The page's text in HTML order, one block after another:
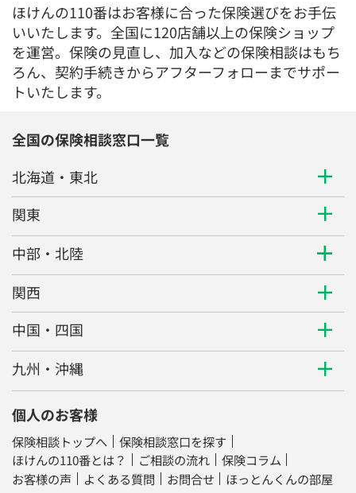
ほけんの110番はお客様に合った保険選びをお手伝
いいたします。全国に120店舗以上の保険ショップ
を運営。保険の見直し、加入などの保険相談はもち
ろん、契約手続きからアフターフォローまでサポー
トいたします。
全国の保険相談窓口一覧
北海道・東北
関東
中部・北陸
関西
中国・四国
九州・沖縄
個人のお客様
保険相談トップへ
保険相談窓口を探す
ほけんの110番とは？
ご相談の流れ
保険コラム
お客様の声
よくある質問 お問合せ ほっとんくんの部屋